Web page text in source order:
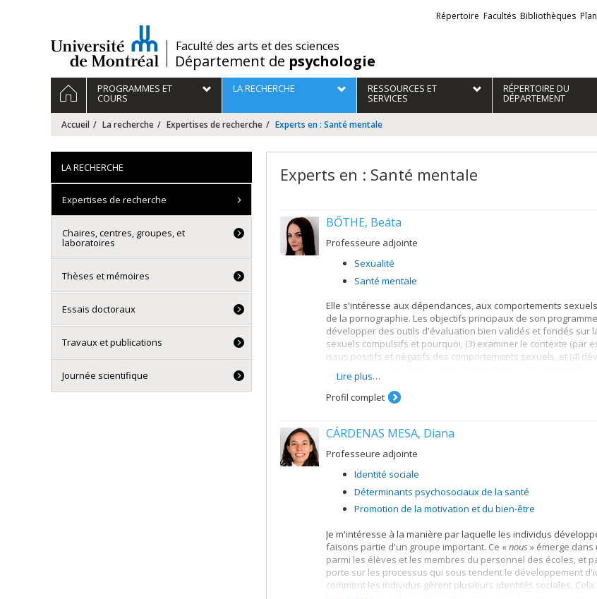
/Faculté des arts et des sciences
Département de psychologie
Liens
externes
Répertoire Facultés Bibliothèques
Navigation
principale
ACCUEILPROGRAMMES ET
COURS
LA RECHERCHE RESSOURCES ET
SERVICES
RÉPERTOIRE DU
DÉPARTEMENT
Accueil La recherche Expertises de recherche Experts en : Santé mentale
Experts en : Santé mentale
BŐTHE, Beáta
Professeure adjointe
Sexualité
Santé mentale
Elle s'intéresse aux dépendances, aux comportements
de la pornographie. Les objectifs principaux de son
développer des outils d'évaluation bien validés et fondés sur
sexuels compulsifs et pourquoi, (3) examiner le contexte (par
issus positifs et négatifs des comportements sexuels, et (4)
Lire plus…
Profil complet
CÁRDENAS MESA, Diana
Professeure adjointe
Identité sociale
Déterminants psychosociaux de la santé
Promotion de la motivation et du bien-être
Je m'intéresse à la manière par laquelle les individus
faisons partie d'un groupe important. Ce «nous » émerge dans
parmi les élèves et les membres du personnel des écoles, et
porte sur les processus qui sous tendent le développement
comment les individus gèrent plusieurs identités sociales.
LA RECHERCHE
Expertises de recherche
Chaires, centres, groupes, et
laboratoires
Thèses et mémoires
Essais doctoraux
Travaux et publications
Journée scientifique